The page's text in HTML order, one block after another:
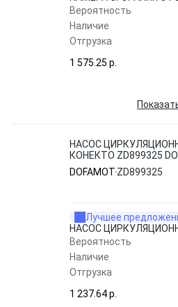
Вероятность
Наличие
Отгрузка
1 575.25 p.
НАСОС
КОНЕКТО ZD899325
DOFAMOT ZD899325
Лучшее
НАСОС
Вероятность
Наличие
Отгрузка
1 237.64 p.